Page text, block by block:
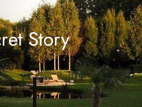
Story